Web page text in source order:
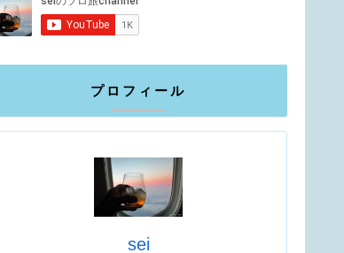
プロフィール
sei